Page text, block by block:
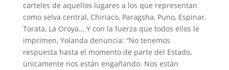
carteles de aquellos lugares a los que representan
como selva central, Chiriaco, Paragsha, Puno, Espinar,
Torata, La Oroya… Y con la fuerza que todos ellos le
imprimen, Yolanda denuncia: “No tenemos
respuesta hasta el momento de parte del Estado,
únicamente nos están engañando. Nos están